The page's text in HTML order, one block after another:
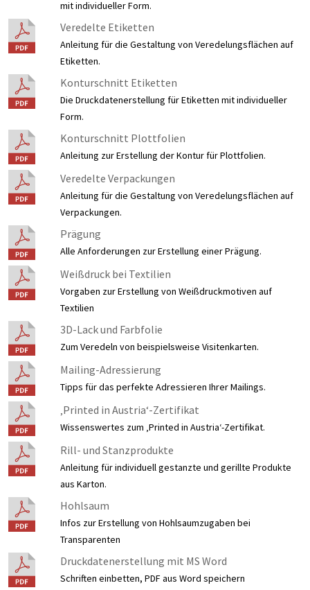
mit individueller Form.
Veredelte Etiketten
Anleitung für die Gestaltung von Veredelungsflächen auf
Etiketten.
Konturschnitt Etiketten
Die Druckdatenerstellung für Etiketten mit individueller
Form.
Konturschnitt Plottfolien
Anleitung zur Erstellung der Kontur für Plottfolien.
Veredelte Verpackungen
Anleitung für die Gestaltung von Veredelungsflächen auf
Verpackungen.
Prägung
Alle Anforderungen zur Erstellung einer Prägung.
Weißdruck bei Textilien
Vorgaben zur Erstellung von Weißdruckmotiven auf
Textilien
3D-Lack und Farbfolie
Zum Veredeln von beispielsweise Visitenkarten.
Mailing-Adressierung
Tipps für das perfekte Adressieren Ihrer Mailings.
‚Printed in Austria‘-Zertifikat
Wissenswertes zum ‚Printed in Austria‘-Zertifikat.
Rill- und Stanzprodukte
Anleitung für individuell gestanzte und gerillte Produkte
aus Karton.
Hohlsaum
Infos zur Erstellung von Hohlsaumzugaben bei
Transparenten
Druckdatenerstellung mit MS Word
Schriften einbetten, PDF aus Word speichern